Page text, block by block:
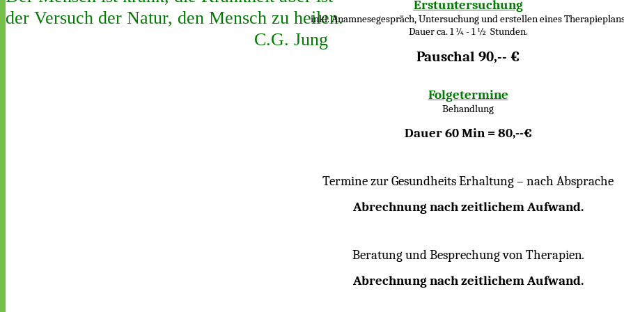
der Versuch der Natur, den Mensch zu heilen.
C.G. Jung
Erstuntersuchung
inkl. Anamnesegespräch, Untersuchung und erstellen eines
Dauer ca. 1 ¼ - 1 ½ Stunden.
Pauschal 90,-- €
Folgetermine
Behandlung
Dauer 60 Min = 80,--€
Termine zur Gesundheits Erhaltung – nach Absprache
Abrechnung nach zeitlichem Aufwand.
Beratung und Besprechung von Therapien.
Abrechnung nach zeitlichem Aufwand.